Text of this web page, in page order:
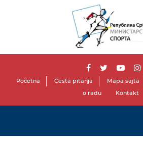
Početna Česta pitanja Mapa sajta
o radu
Kontakt